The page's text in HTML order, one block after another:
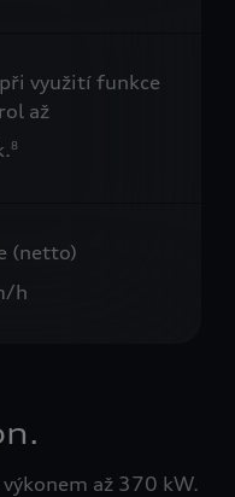
využití funkce
až
8
(netto)
h
až 370 kW.